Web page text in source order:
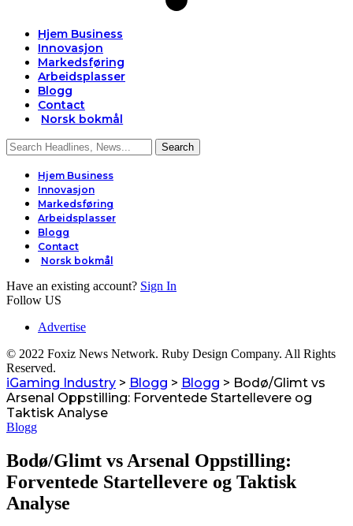
Hjem Business
Innovasjon
Markedsføring
Arbeidsplasser
Blogg
Contact
Norsk bokmål
Hjem Business
Innovasjon
Markedsføring
Arbeidsplasser
Blogg
Contact
Norsk bokmål
Have an existing account? Sign In
Follow US
Advertise
© 2022 Foxiz News Network. Ruby Design Company. All Rights
Reserved.
iGaming Industry > Blogg > Blogg > Bodø/Glimt vs
Arsenal Oppstilling: Forventede Startellevere og
Taktisk Analyse
Blogg
Bodø/Glimt vs Arsenal Oppstilling:
Forventede Startellevere og Taktisk
Analyse